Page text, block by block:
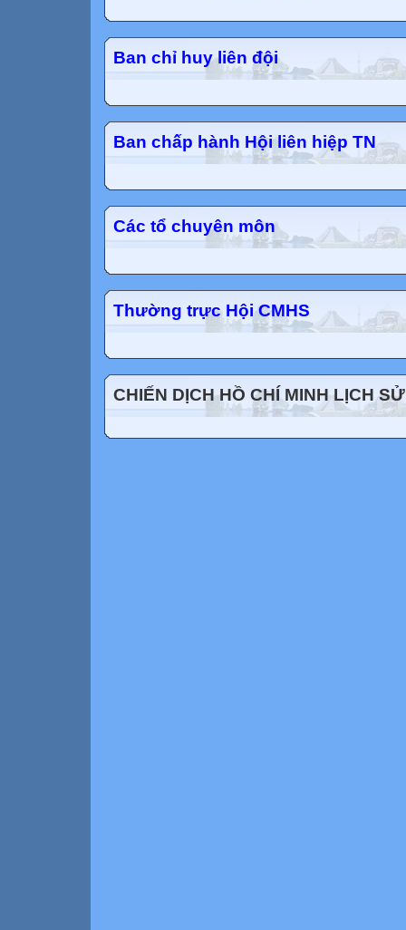
Ban chỉ huy liên đội
Ban chấp hành Hội liên hiệp TN
Các tổ chuyên môn
Thường trực Hội CMHS
CHIẾN DỊCH HỒ CHÍ MINH LỊCH SỬ